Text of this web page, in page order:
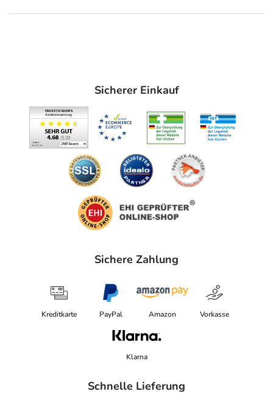
Sicherer Einkauf
Sichere Zahlung
Kreditkarte PayPal Amazon Vorkasse
Klarna
Schnelle Lieferung